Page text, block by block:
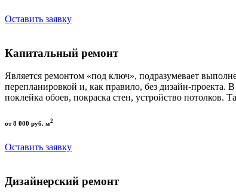
Оставить заявку
Капитальный ремонт
Является ремонтом «под ключ», подразумевает
перепланировкой и, как правило, без дизайн-проекта.
поклейка обоев, покраска стен, устройство потолков.
от 8 000 руб. м2
Оставить заявку
Дизайнерский ремонт